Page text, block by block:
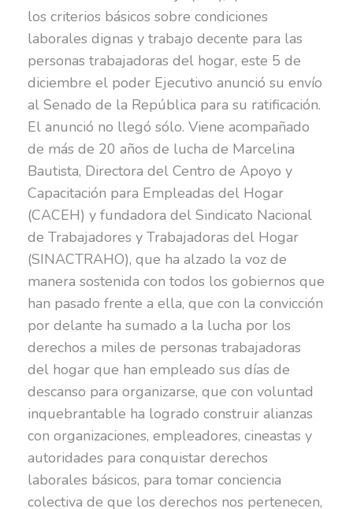
los criterios básicos sobre condiciones
laborales dignas y trabajo decente para las
personas trabajadoras del hogar, este 5 de
diciembre el poder Ejecutivo anunció su envío
al Senado de la República para su ratificación.
El anunció no llegó sólo. Viene acompañado
de más de 20 años de lucha de Marcelina
Bautista, Directora del Centro de Apoyo y
Capacitación para Empleadas del Hogar
(CACEH) y fundadora del Sindicato Nacional
de Trabajadores y Trabajadoras del Hogar
(SINACTRAHO), que ha alzado la voz de
manera sostenida con todos los gobiernos que
han pasado frente a ella, que con la convicción
por delante ha sumado a la lucha por los
derechos a miles de personas trabajadoras
del hogar que han empleado sus días de
descanso para organizarse, que con voluntad
inquebrantable ha logrado construir alianzas
con organizaciones, empleadores, cineastas y
autoridades para conquistar derechos
laborales básicos, para tomar conciencia
colectiva de que los derechos nos pertenecen,